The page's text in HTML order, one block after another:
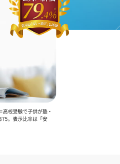
校受験で子供が塾・
。表示比率は「安